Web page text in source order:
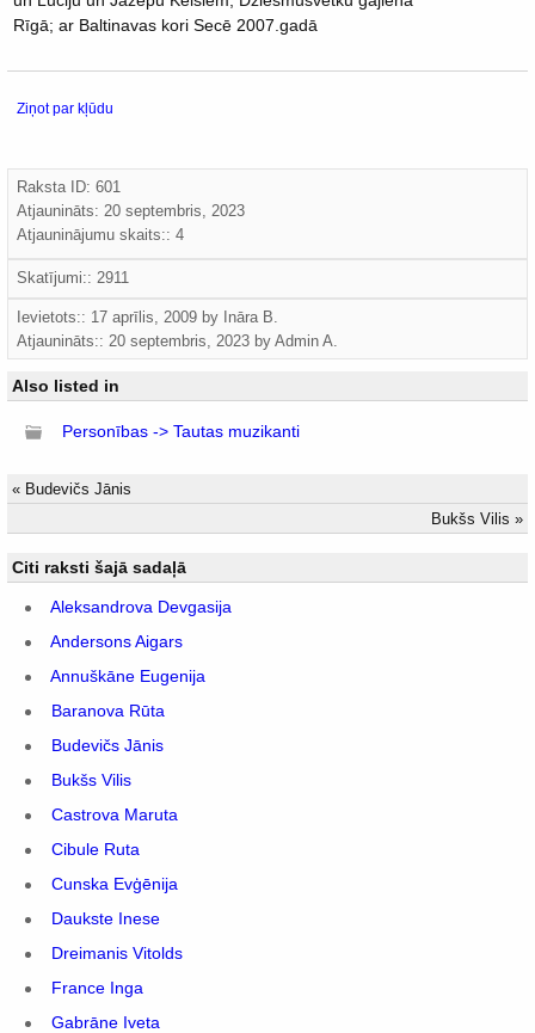
Rīgā; ar Baltinavas kori Secē 2007.gadā
Ziņot par kļūdu
Raksta ID: 601
Atjaunināts: 20 septembris, 2023
Atjauninājumu skaits:: 4
Skatījumi:: 2911
Ievietots:: 17 aprīlis, 2009 by Ināra B.
Atjaunināts:: 20 septembris, 2023 by Admin A.
Also listed in
Personības -> Tautas muzikanti
« Budevičs Jānis
Bukšs Vilis »
Citi raksti šajā sadaļā
Aleksandrova Devgasija
Andersons Aigars
Annuškāne Eugenija
Baranova Rūta
Budevičs Jānis
Bukšs Vilis
Castrova Maruta
Cibule Ruta
Cunska Evģēnija
Daukste Inese
Dreimanis Vitolds
France Inga
Gabrāne Iveta